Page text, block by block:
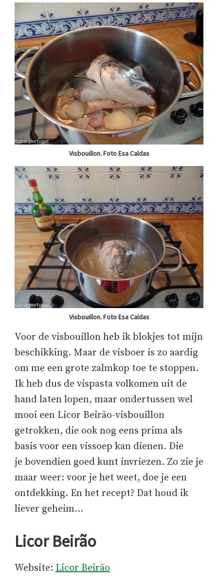
Visbouillon. Foto Esa Caldas
Visbouillon. Foto Esa Caldas
Voor de visbouillon heb ik blokjes tot mijn
beschikking. Maar de visboer is zo aardig
om me een grote zalmkop toe te stoppen.
Ik heb dus de vispasta volkomen uit de
hand laten lopen, maar ondertussen wel
mooi een Licor Beirão-visbouillon
getrokken, die ook nog eens prima als
basis voor een vissoep kan dienen. Die
je bovendien goed kunt invriezen. Zo zie je
maar weer: voor je het weet, doe je een
ontdekking. En het recept? Dat houd ik
liever geheim…
Licor Beirão
Website: Licor Beirão